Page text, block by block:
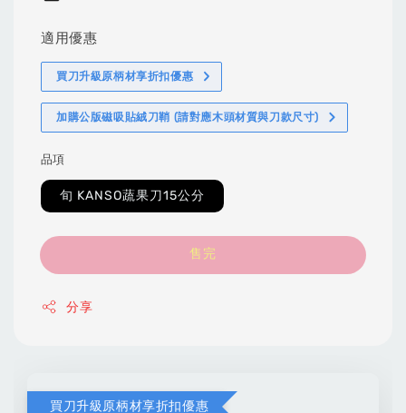
適用優惠
買刀升級原柄材享折扣優惠
加購公版磁吸貼絨刀鞘 (請對應木頭材質與刀款尺寸)
品項
旬 KANSO蔬果刀15公分
售完
分享
買刀升級原柄材享折扣優惠